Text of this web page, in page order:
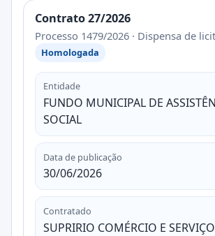
Contrato 27/2026
Processo 1479/2026 · Dispensa de
Homologada
Entidade
FUNDO MUNICIPAL DE
SOCIAL
Data de publicação
30/06/2026
Contratado
SUPRIRIO COMÉRCIO E